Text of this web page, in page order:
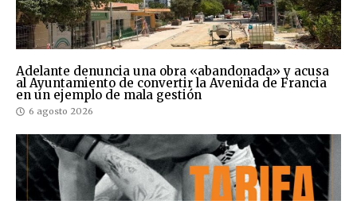
Adelante denuncia una obra «abandonada» y acusa
al Ayuntamiento de convertir la Avenida de Francia
en un ejemplo de mala gestión
6 agosto 2026